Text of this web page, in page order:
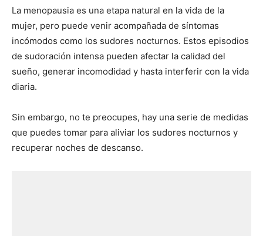
La menopausia es una etapa natural en la vida de la
mujer, pero puede venir acompañada de síntomas
incómodos como los sudores nocturnos. Estos episodios
de sudoración intensa pueden afectar la calidad del
sueño, generar incomodidad y hasta interferir con la vida
diaria.
Sin embargo, no te preocupes, hay una serie de medidas
que puedes tomar para aliviar los sudores nocturnos y
recuperar noches de descanso.